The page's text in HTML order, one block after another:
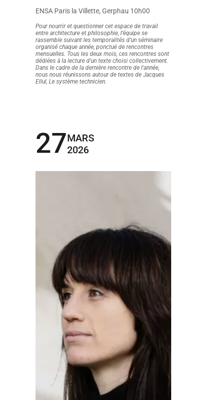
ENSA Paris la Villette, Gerphau 10h00
Pour nourrir et questionner cet espace de travail
entre architecture et philosophie, l’équipe se
rassemble suivant les temporalités d’un séminaire
organisé chaque année, ponctué de rencontres
mensuelles. Tous les deux mois, ces rencontres sont
dédiées à la lecture d'un texte choisi collectivement.
Dans le cadre de la dernière rencontre de l'année,
nous nous réunissons autour de textes de Jacques
Ellul, Le système technicien.
27MARS
2026